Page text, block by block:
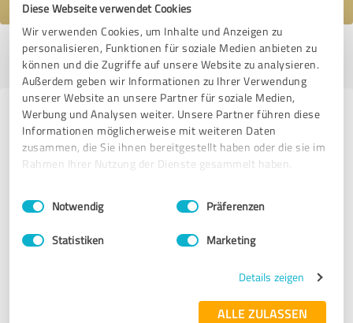
Diese Webseite verwendet Cookies
Wir verwenden Cookies, um Inhalte und Anzeigen zu
personalisieren, Funktionen für soziale Medien anbieten zu
können und die Zugriffe auf unsere Website zu analysieren.
Außerdem geben wir Informationen zu Ihrer Verwendung
unserer Website an unsere Partner für soziale Medien,
Werbung und Analysen weiter. Unsere Partner führen diese
Informationen möglicherweise mit weiteren Daten
zusammen, die Sie ihnen bereitgestellt haben oder die sie im
Rahmen Ihrer Nutzung der Dienste gesammelt haben.
Impressum Datenschutzbestimmungen
Einwilligungsauswahl
Notwendig Präferenzen
Statistiken Marketing
Details zeigen
ALLE ZULASSEN
Profil aktiv seit 12.07.2021 |Letzte Aktualisierung: 08.08.2022|Profil
melden
Erfahrungen zu weiteren
Anbietern aus dem Bereich
Coaching
Tanja Rosenbaum